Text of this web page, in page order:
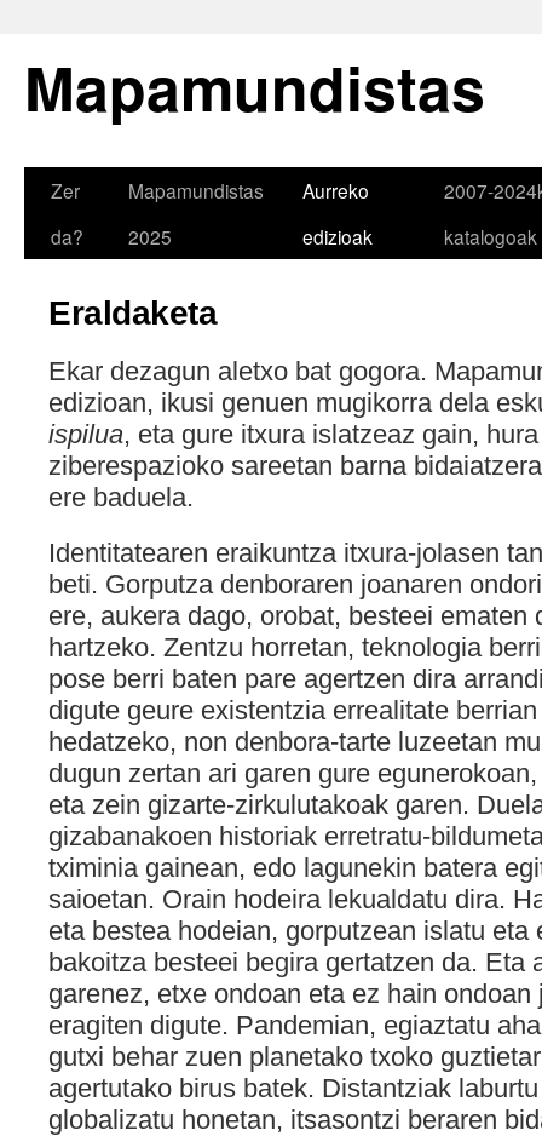
Mapamundistas
Zer
da?
Mapamundistas
2025
Aurreko
edizioak
2007-
katalogoak
Eraldaketa
Ekar dezagun aletxo bat gogora.
edizioan, ikusi genuen mugikorra dela
ispilua, eta gure itxura islatzeaz gain,
ziberespazioko sareetan barna
ere baduela.
Identitatearen eraikuntza itxura-jolasen
beti. Gorputza denboraren joanaren
ere, aukera dago, orobat, besteei ematen
hartzeko. Zentzu horretan, teknologia
pose berri baten pare agertzen dira
digute geure existentzia errealitate
hedatzeko, non denbora-tarte luzeetan
dugun zertan ari garen gure
eta zein gizarte-zirkulutakoak garen.
gizabanakoen historiak erretratu-
tximinia gainean, edo lagunekin batera
saioetan. Orain hodeira lekualdatu dira.
eta bestea hodeian, gorputzean islatu eta
bakoitza besteei begira gertatzen da. Eta
garenez, etxe ondoan eta ez hain
eragiten digute. Pandemian, egiaztatu
gutxi behar zuen planetako txoko
agertutako birus batek. Distantziak
globalizatu honetan, itsasontzi beraren